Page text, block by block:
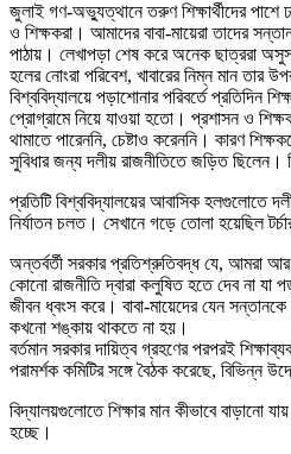
জুলাই গণ-অভ্যুত্থানে তরুণ শিক্ষার্থীদের পাশে
ও শিক্ষকরা। আমাদের বাবা-মায়েরা তাদের
পাঠায়। লেখাপড়া শেষ করে অনেক ছাত্ররা
হলের নোংরা পরিবেশ, খাবারের নিম্ন মান তার
বিশ্ববিদ্যালয়ে পড়াশোনার পরিবর্তে প্রতিদিন
প্রোগ্রামে নিয়ে যাওয়া হতো। প্রশাসন ও
থামাতে পারেননি, চেষ্টাও করেননি। কারণ
সুবিধার জন্য দলীয় রাজনীতিতে জড়িত ছিলেন।
প্রতিটি বিশ্ববিদ্যালয়ের আবাসিক হলগুলোতে
নির্যাতন চলত। সেখানে গড়ে তোলা হয়েছিল
অন্তর্বর্তী সরকার প্রতিশ্রুতিবদ্ধ যে, আমরা
কোনো রাজনীতি দ্বারা কলুষিত হতে দেব না যা
জীবন ধ্বংস করে। বাবা-মায়েদের যেন
কখনো শঙ্কায় থাকতে না হয়।
বর্তমান সরকার দায়িত্ব গ্রহণের পরপরই
পরামর্শক কমিটির সঙ্গে বৈঠক করেছে, বিভিন্ন
বিদ্যালয়গুলোতে শিক্ষার মান কীভাবে বাড়ানো
হচ্ছে।